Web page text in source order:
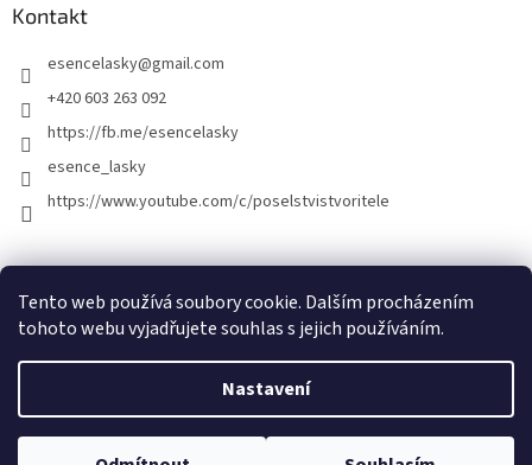
Tento web používá soubory cookie. Dalším procházením
tohoto webu vyjadřujete souhlas s jejich používáním.
Nastavení
Kontakt
esencelasky@gmail.com
+420 603 263 092
https://fb.me/esencelasky
esence_lasky
https://www.youtube.com/c/poselstvistvoritele
Vytvořil Shoptet